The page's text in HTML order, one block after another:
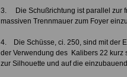
3. Die Schußrichtung ist parallel zur
massiven Trennmauer zum Foyer
4. Die Schüsse, ci. 250, sind mit der
der Verwendung des Kalibers 22 kurz
zur Silhouette und auf die